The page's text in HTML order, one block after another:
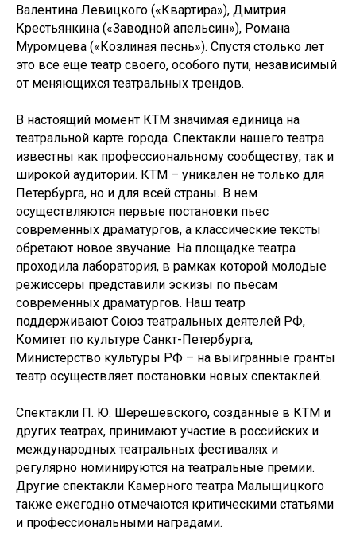
Валентина Левицкого («Квартира»), Дмитрия
Крестьянкина («Заводной апельсин»), Романа
Муромцева («Козлиная песнь»). Спустя столько лет
это все еще театр своего, особого пути, независимый
от меняющихся театральных трендов.
В настоящий момент КТМ значимая единица на
театральной карте города. Спектакли нашего театра
известны как профессиональному сообществу, так и
широкой аудитории. КТМ – уникален не только для
Петербурга, но и для всей страны. В нем
осуществляются первые постановки пьес
современных драматургов, а классические тексты
обретают новое звучание. На площадке театра
проходила лаборатория, в рамках которой молодые
режиссеры представили эскизы по пьесам
современных драматургов. Наш театр
поддерживают Союз театральных деятелей РФ,
Комитет по культуре Санкт-Петербурга,
Министерство культуры РФ – на выигранные гранты
театр осуществляет постановки новых спектаклей.
Спектакли П. Ю. Шерешевского, созданные в КТМ и
других театрах, принимают участие в российских и
международных театральных фестивалях и
регулярно номинируются на театральные премии.
Другие спектакли Камерного театра Малыщицкого
также ежегодно отмечаются критическими статьями
и профессиональными наградами.